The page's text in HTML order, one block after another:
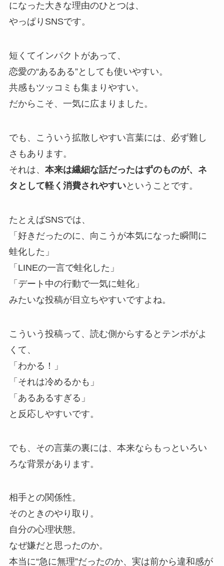
になった大きな理由のひとつは、
やっぱりSNSです。
短くてインパクトがあって、
恋愛の“あるある”としても使いやすい。
共感もツッコミも集まりやすい。
だからこそ、一気に広まりました。
でも、こういう拡散しやすい言葉には、必ず難し
さもあります。
それは、 本来は繊細な話だったはずのものが、ネ
タとして軽く消費されやすいということです。
たとえばSNSでは、
「好きだったのに、向こうが本気になった瞬間に
蛙化した」
「LINEの一言で蛙化した」
「デート中の行動で一気に蛙化」
みたいな投稿が目立ちやすいですよね。
こういう投稿って、読む側からするとテンポがよ
くて、
「わかる！」
「それは冷めるかも」
「あるあるすぎる」
と反応しやすいです。
でも、その言葉の裏には、本来ならもっといろい
ろな背景があります。
相手との関係性。
そのときのやり取り。
自分の心理状態。
なぜ嫌だと思ったのか。
本当に“急に無理”だったのか、実は前から違和感が